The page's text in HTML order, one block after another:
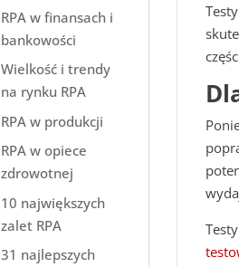
RPA w finansach i
bankowości
Wielkość i trendy
na rynku RPA
RPA w produkcji
RPA w opiece
zdrowotnej
10 największych
zalet RPA
31 najlepszych